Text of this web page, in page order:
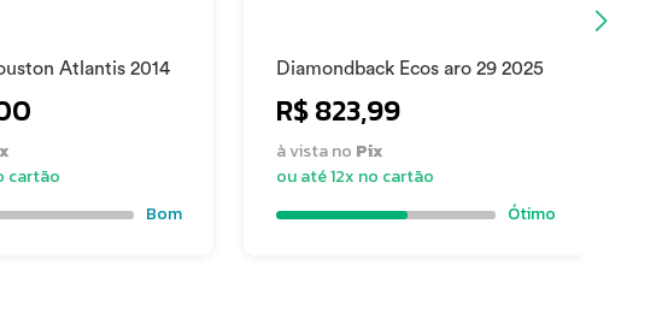
Atlantis 2014
cartão
Bom
Diamondback Ecos aro 29 2025
R$ 823,99
à vista no Pix
ou até 12x no cartão
Ótimo